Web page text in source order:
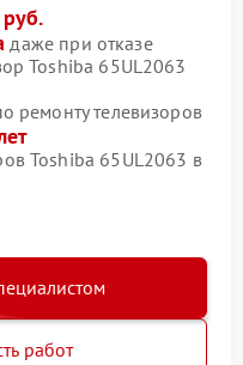
даже при отказе
Toshiba 65UL2063
ремонту телевизоров
Toshiba 65UL2063 в
работ